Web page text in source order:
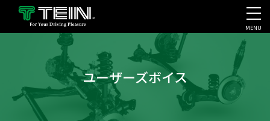
会社案内・採用・IR
MENU
ユーザーズボイス